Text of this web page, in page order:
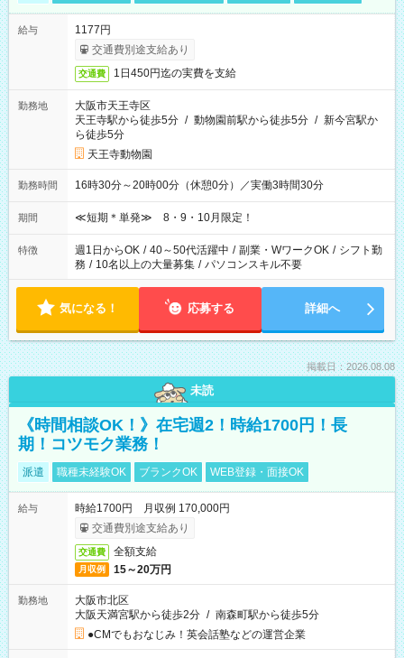
給与
1177円
交通費別途支給あり
交通費 1日450円迄の実費を支給
勤務地
大阪市天王寺区
天王寺駅から徒歩5分 / 動物園前駅から徒歩5分 / 新今宮駅か
ら徒歩5分
天王寺動物園
勤務時間 16時30分～20時00分（休憩0分）／実働3時間30分
期間 ≪短期＊単発≫ 8・9・10月限定！
特徴 週1日からOK / 40～50代活躍中 / 副業・WワークOK / シフト勤
務 / 10名以上の大量募集 / パソコンスキル不要
気になる！ 応募する 詳細へ
掲載日：2026.08.08
未読
《時間相談OK！》在宅週2！時給1700円！長
期！コツモク業務！
派遣 職種未経験OK ブランクOK WEB登録・面接OK
給与
時給1700円 月収例 170,000円
交通費別途支給あり
交通費 全額支給
月収例 15～20万円
勤務地
大阪市北区
大阪天満宮駅から徒歩2分 / 南森町駅から徒歩5分
●CMでもおなじみ！英会話塾などの運営企業